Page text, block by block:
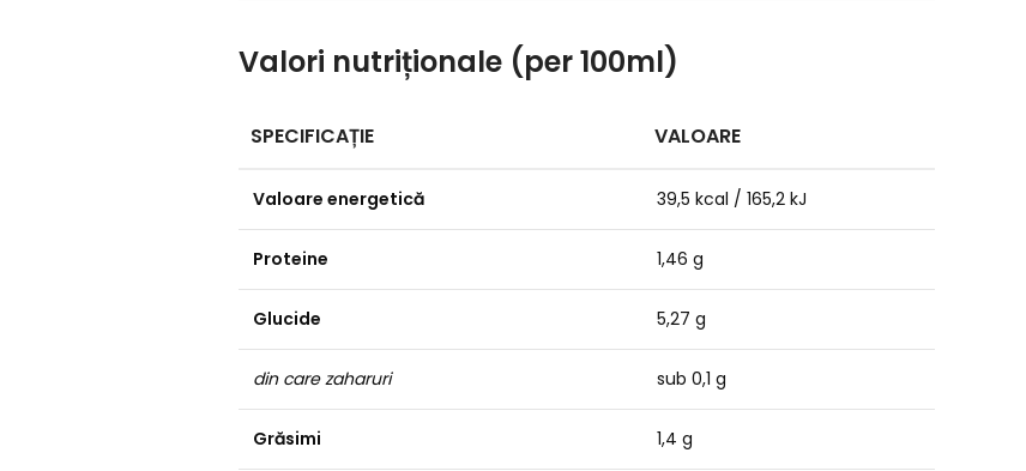
Valori nutriționale (per 100ml)
SPECIFICAȚIE VALOARE
Valoare energetică 39,5 kcal / 165,2 kJ
Proteine 1,46 g
Glucide 5,27 g
din care zaharuri sub 0,1 g
Grăsimi 1,4 g